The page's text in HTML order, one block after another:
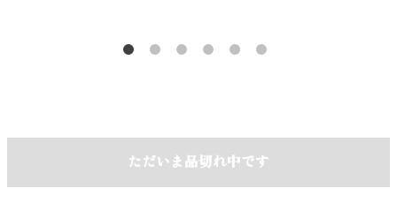
ただいま品切れ中です